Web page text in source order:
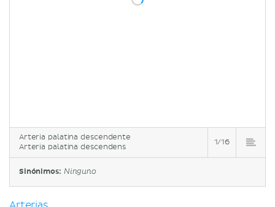
Arteria palatina descendente
Arteria palatina descendens
1/16
Sinónimos: Ninguno